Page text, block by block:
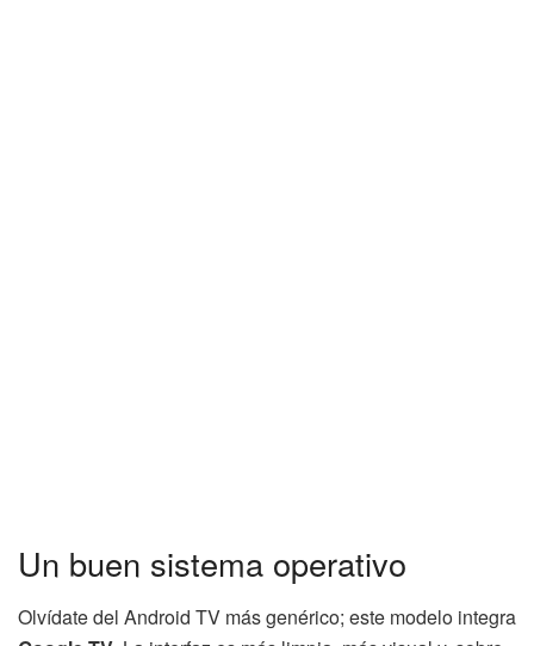
Un buen sistema operativo
Olvídate del Android TV más genérico; este modelo integra